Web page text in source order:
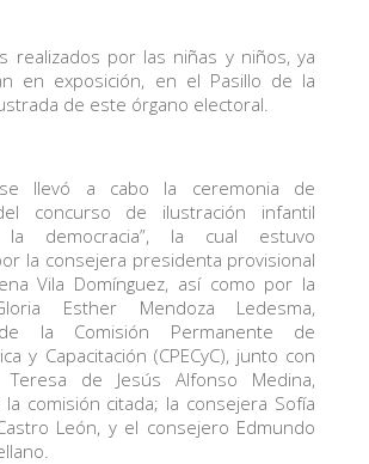
realizados por las niñas y niños, ya
en exposición, en el Pasillo de la
de este órgano electoral.
llevó a cabo la ceremonia de
concurso de ilustración infantil
la democracia”, la cual estuvo
la consejera presidenta provisional
Vila Domínguez, así como por la
Esther Mendoza Ledesma,
la Comisión Permanente de
y Capacitación (CPECyC), junto con
de Jesús Alfonso Medina,
comisión citada; la consejera Sofía
León, y el consejero Edmundo